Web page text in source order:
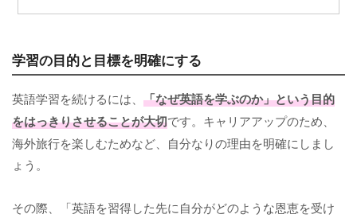
学習の目的と目標を明確にする
英語学習を続けるには、 「なぜ英語を学ぶのか」という目的
をはっきりさせることが大切です。キャリアアップのため、
海外旅行を楽しむためなど、自分なりの理由を明確にしまし
ょう。
その際、「英語を習得した先に自分がどのような恩恵を受け